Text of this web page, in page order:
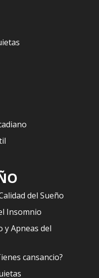
del Sueño
Insomnio
y Apneas del
cansancio?